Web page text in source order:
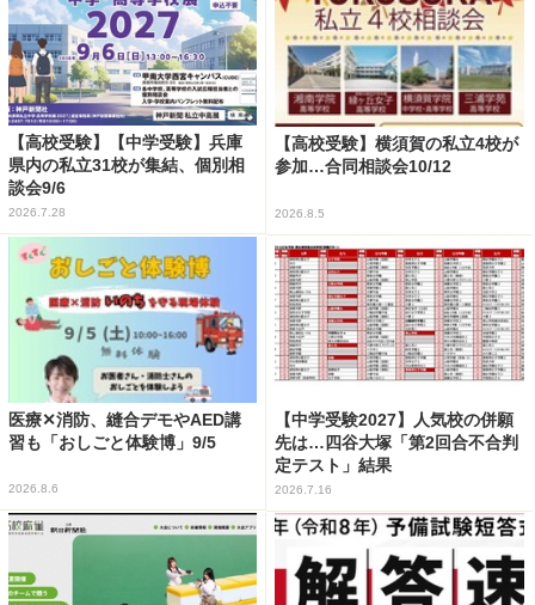
【高校受験】【中学受験】兵庫
県内の私立31校が集結、個別相
談会9/6
2026.7.28
【高校受験】横須賀の私立4校が
参加…合同相談会10/12
2026.8.5
医療✕消防、縫合デモやAED講
習も「おしごと体験博」9/5
2026.8.6
【中学受験2027】人気校の併願
先は…四谷大塚「第2回合不合判
定テスト」結果
2026.7.16